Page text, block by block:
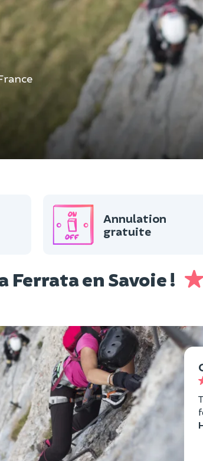
Annulation
gratuite
Ferrata en Savoie !